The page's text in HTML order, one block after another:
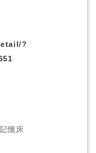
?
憶床